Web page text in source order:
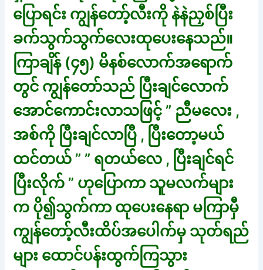
ပြောရင်း ကျွန်တော့်လီးကို နဲနဲညှစ်ပြီး
ခက်သွက်သွက်လေးထုပေးနေသည်။
ကြာချိန် (၄၅) မိနစ်လောက်အရောက်
တွင် ကျွန်တော်သည် ပြီးချင်လောက်
အောင်ကောင်းလာသဖြင့် ” ညီမလေး ,
အစ်ကို ပြီးချင်လာပြီ , ပြီးတော့မယ်
ထင်တယ် ” ” ရတယ်လေ , ပြီးချင်ရင်
ပြီးလိုက် ” ဟုပြောကာ သူမလက်များ
က ပို၍သွက်ကာ ထုပေးနေရာ မကြာမှီ
ကျွန်တော့်လီးထိပ်အပေါက်မှ သုတ်ရည်
များ ထောင်ပန်းထွက်ကြသွား